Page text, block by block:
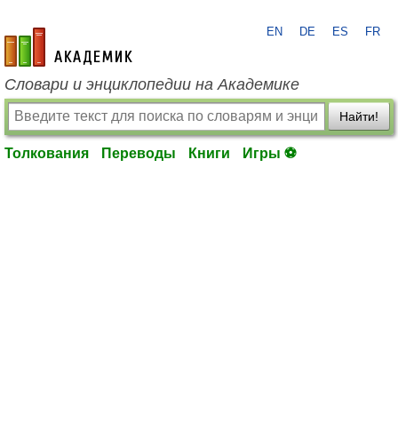
academic.ru
EN DE ES FR
Словари и энциклопедии на Академике
Найти!
Толкования Переводы Книги Игры ⚽